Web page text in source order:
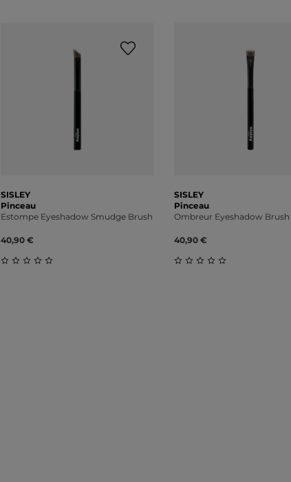
SISLEY
Pinceau
Estompe Eyeshadow Smudge Brush
40,90 €
SISLEY
Pinceau
Ombreur Eyeshadow Brush
40,90 €